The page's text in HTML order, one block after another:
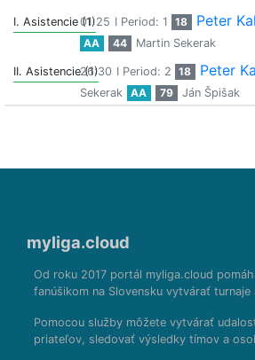
I. Asistencie (1)01:25 I Period: 1 18 Peter
AA
44 Martin Sekerak
II. Asistencie (1)
26:30 I Period: 2 18 Peter
Sekerak
AA 79 Ján Špišak
myliga.cloud
Od roku 2017 portál myliga.cloud
fanúšikom na Slovensku vytvárať turnaje
Pomocou služby môžete vytvárať
priateľov, sledovať výsledky tímov a